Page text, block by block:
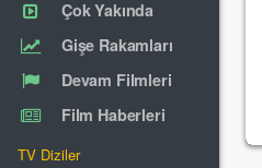
Çok Yakında
Gişe Rakamları
Devam Filmleri
Film Haberleri
TV Diziler